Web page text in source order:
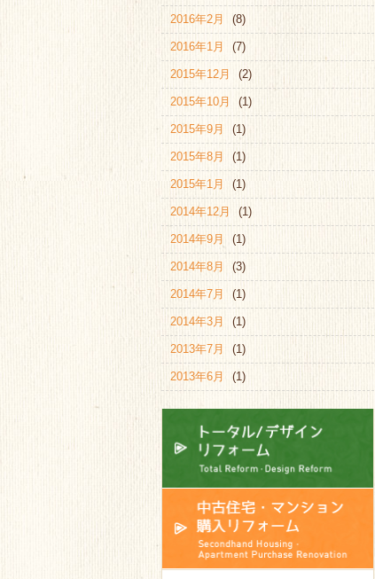
2016年2月 (8)
2016年1月 (7)
2015年12月 (2)
2015年10月 (1)
2015年9月 (1)
2015年8月 (1)
2015年1月 (1)
2014年12月 (1)
2014年9月 (1)
2014年8月 (3)
2014年7月 (1)
2014年3月 (1)
2013年7月 (1)
2013年6月 (1)